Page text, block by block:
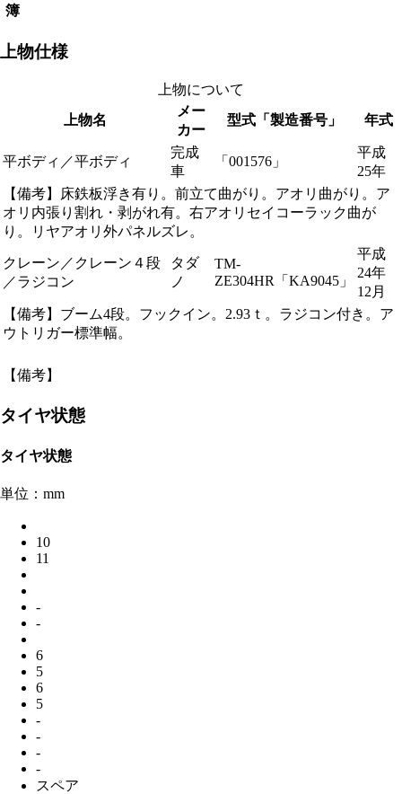
簿
上物仕様
上物について
上物名
メー
カー
型式「製造番号」 年式
平ボディ／平ボディ
完成
車
「001576」
平成
25年
【備考】床鉄板浮き有り。前立て曲がり。アオリ曲がり。ア
オリ内張り割れ・剥がれ有。右アオリセイコーラック曲が
り。リヤアオリ外パネルズレ。
クレーン／クレーン４段
／ラジコン
タダ
ノ
TM-
ZE304HR「KA9045」
平成
24年
12月
【備考】ブーム4段。フックイン。2.93ｔ。ラジコン付き。ア
ウトリガー標準幅。
【備考】
タイヤ状態
タイヤ状態
単位：mm
10
11
-
-
6
5
6
5
-
-
-
-
スペア